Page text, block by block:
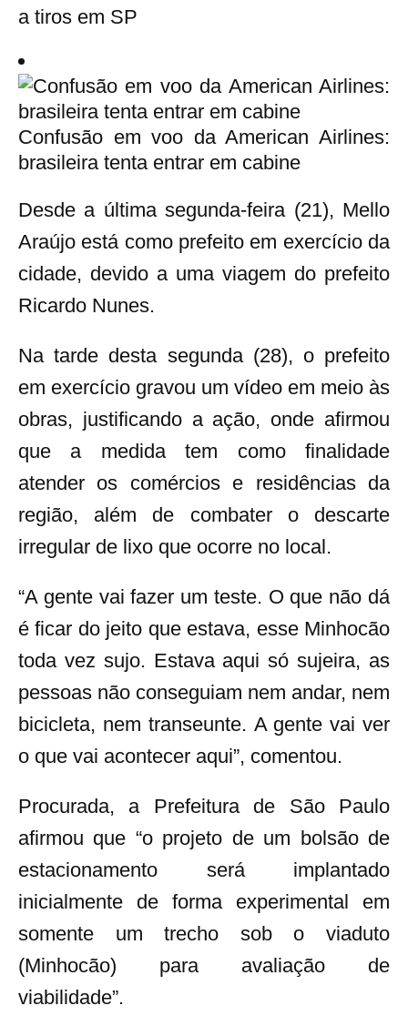
a tiros em SP
Confusão em voo da American Airlines:
brasileira tenta entrar em cabine
Desde a última segunda-feira (21), Mello
Araújo está como prefeito em exercício da
cidade, devido a uma viagem do prefeito
Ricardo Nunes.
Na tarde desta segunda (28), o prefeito
em exercício gravou um vídeo em meio às
obras, justificando a ação, onde afirmou
que a medida tem como finalidade
atender os comércios e residências da
região, além de combater o descarte
irregular de lixo que ocorre no local.
“A gente vai fazer um teste. O que não dá
é ficar do jeito que estava, esse Minhocão
toda vez sujo. Estava aqui só sujeira, as
pessoas não conseguiam nem andar, nem
bicicleta, nem transeunte. A gente vai ver
o que vai acontecer aqui”, comentou.
Procurada, a Prefeitura de São Paulo
afirmou que “o projeto de um bolsão de
estacionamento será implantado
inicialmente de forma experimental em
somente um trecho sob o viaduto
(Minhocão) para avaliação de
viabilidade”.